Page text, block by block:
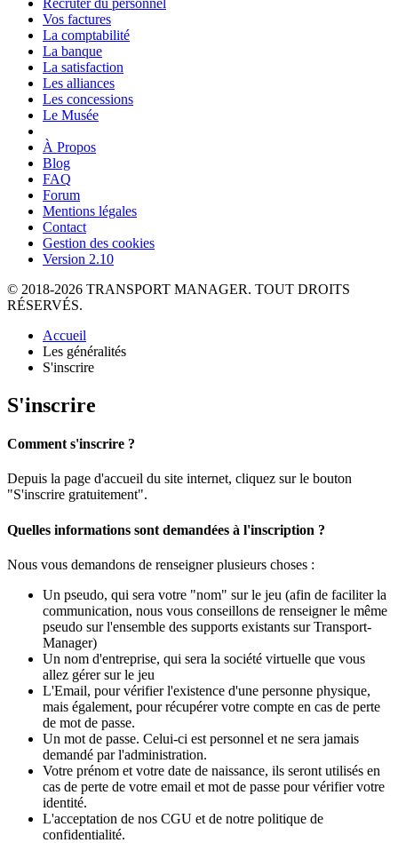
Recruter du personnel
Vos factures
La comptabilité
La banque
La satisfaction
Les alliances
Les concessions
Le Musée
À Propos
Blog
FAQ
Forum
Mentions légales
Contact
Gestion des cookies
Version 2.10
© 2018-2026 TRANSPORT MANAGER. TOUT DROITS
RÉSERVÉS.
Accueil
Les généralités
S'inscrire
S'inscrire
Comment s'inscrire ?
Depuis la page d'accueil du site internet, cliquez sur le bouton
"S'inscrire gratuitement".
Quelles informations sont demandées à l'inscription ?
Nous vous demandons de renseigner plusieurs choses :
Un pseudo, qui sera votre "nom" sur le jeu (afin de faciliter la
communication, nous vous conseillons de renseigner le même
pseudo sur l'ensemble des supports existants sur Transport-
Manager)
Un nom d'entreprise, qui sera la société virtuelle que vous
allez gérer sur le jeu
L'Email, pour vérifier l'existence d'une personne physique,
mais également, pour récupérer votre compte en cas de perte
de mot de passe.
Un mot de passe. Celui-ci est personnel et ne sera jamais
demandé par l'administration.
Votre prénom et votre date de naissance, ils seront utilisés en
cas de perte de votre email et mot de passe pour vérifier votre
identité.
L'acceptation de nos CGU et de notre politique de
confidentialité.